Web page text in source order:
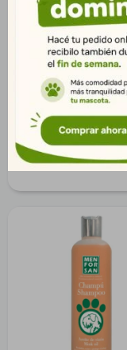
Acá No Aerosol
$ 1.024
$ 740
$ 829